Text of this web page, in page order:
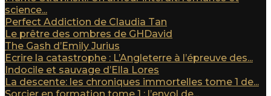
science...
Perfect Addiction de Claudia Tan
Le prêtre des ombres de GHDavid
The Gash d’Emily Jurius
Ecrire la catastrophe : L’Angleterre à l’épreuve des...
Indocile et sauvage d’Ella Lores
La descente: les chroniques immortelles tome 1 de...